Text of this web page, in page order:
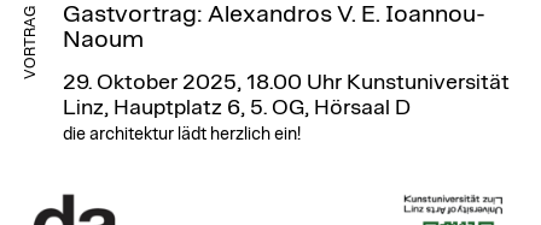
VORTRAG
Gastvortrag: Alexandros V. E. Ioannou-
Naoum
29. Oktober 2025, 18.00 Uhr Kunstuniversität
Linz, Hauptplatz 6, 5. OG, Hörsaal D
die architektur lädt herzlich ein!